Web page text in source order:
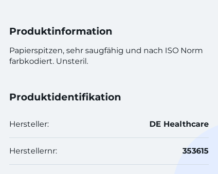
Produktinformation
Papierspitzen, sehr saugfähig und nach ISO Norm
farbkodiert. Unsteril.
Produktidentifikation
Hersteller: DE Healthcare
Herstellernr: 353615